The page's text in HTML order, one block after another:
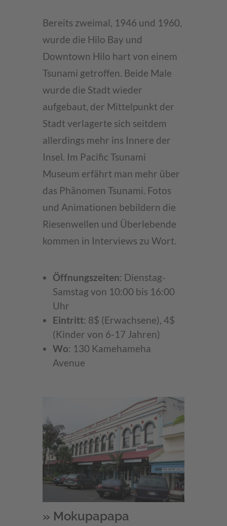
Bereits zweimal, 1946 und 1960,
wurde die Hilo Bay und
Downtown Hilo hart von einem
Tsunami getroffen. Beide Male
wurde die Stadt wieder
aufgebaut, der Mittelpunkt der
Stadt verlagerte sich seitdem
allerdings mehr ins Innere der
Insel. Im Pacific Tsunami
Museum erfährt man mehr über
das Phänomen Tsunami. Fotos
und Animationen bebildern die
Riesenwellen und Überlebende
kommen in Interviews zu Wort.
Öffnungszeiten: Dienstag-
Samstag von 10:00 bis 16:00
Uhr
Eintritt: 8$ (Erwachsene), 4$
(Kinder von 6-17 Jahren)
Wo: 130 Kamehameha
Avenue
» Mokupapapa